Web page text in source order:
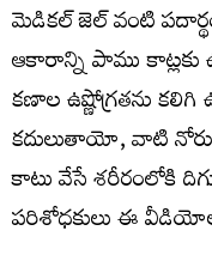
మెడికల్‌ జెల్‌ వంటి
ఆకారాన్ని పాము
కణాల ఉష్ణోగ్రతను
కదులుతాయో, వాటి నోరు
కాటు వేసే శరీరంలోకి
పరిశోధకులు ఈ